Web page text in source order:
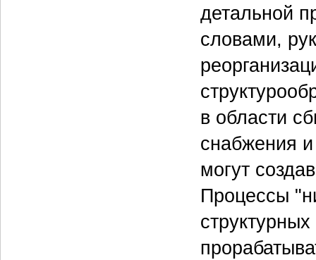
детальной
словами,
в области
снабжения
могут
Процессы